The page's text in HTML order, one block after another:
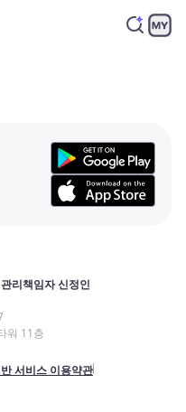
리책임자 신정인
워 11층
서비스 이용약관